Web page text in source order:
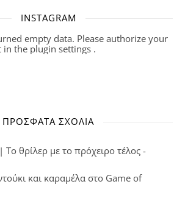
INSTAGRAM
empty data. Please authorize your
in the plugin settings .
ΠΡΌΣΦΑΤΑ ΣΧΌΛΙΑ
θρίλερ με το πρόχειρο τέλος -
και καραμέλα στο Game of